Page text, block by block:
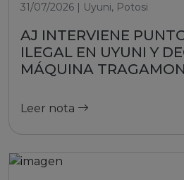
31/07/2026 | Uyuni, Potosi
AJ INTERVIENE
ILEGAL EN UYUNI Y
MÁQUINA
Leer nota